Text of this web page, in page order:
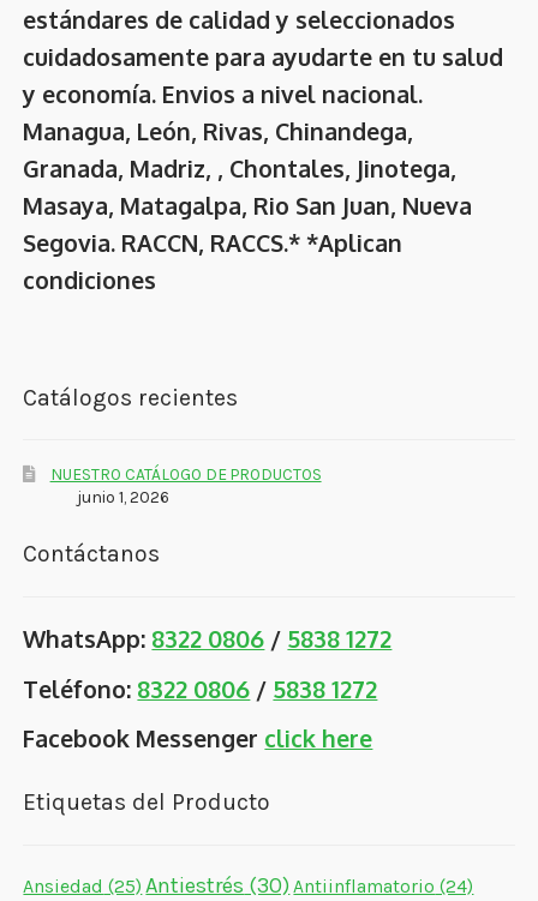
estándares de calidad y seleccionados
cuidadosamente para ayudarte en tu salud
y economía. Envios a nivel nacional.
Managua, León, Rivas, Chinandega,
Granada, Madriz, , Chontales, Jinotega,
Masaya, Matagalpa, Rio San Juan, Nueva
Segovia. RACCN, RACCS.* *Aplican
condiciones
Catálogos recientes
NUESTRO CATÁLOGO DE PRODUCTOS
junio 1, 2026
Contáctanos
WhatsApp: 8322 0806 / 5838 1272
Teléfono: 8322 0806 / 5838 1272
Facebook Messenger click here
Etiquetas del Producto
Ansiedad (25) Antiestrés (30)Antiinflamatorio (24)